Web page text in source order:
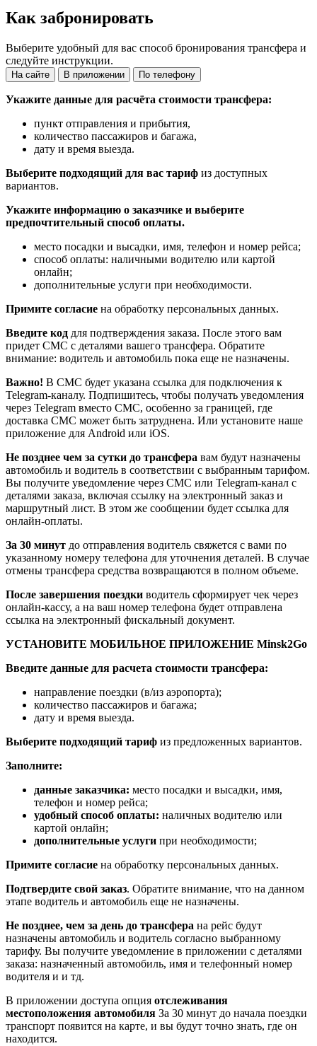
Как забронировать
Выберите удобный для вас способ бронирования трансфера и
следуйте инструкции.
На сайте В приложении По телефону
Укажите данные для расчёта стоимости трансфера:
пункт отправления и прибытия,
количество пассажиров и багажа,
дату и время выезда.
Выберите подходящий для вас тариф из доступных
вариантов.
Укажите информацию о заказчике и выберите
предпочтительный способ оплаты.
место посадки и высадки, имя, телефон и номер рейса;
способ оплаты: наличными водителю или картой
онлайн;
дополнительные услуги при необходимости.
Примите согласие на обработку персональных данных.
Введите код для подтверждения заказа. После этого вам
придет СМС с деталями вашего трансфера. Обратите
внимание: водитель и автомобиль пока еще не назначены.
Важно! В СМС будет указана ссылка для подключения к
Telegram-каналу. Подпишитесь, чтобы получать уведомления
через Telegram вместо СМС, особенно за границей, где
доставка СМС может быть затруднена. Или установите наше
приложение для Android или iOS.
Не позднее чем за сутки до трансфера вам будут назначены
автомобиль и водитель в соответствии с выбранным тарифом.
Вы получите уведомление через СМС или Telegram-канал с
деталями заказа, включая ссылку на электронный заказ и
маршрутный лист. В этом же сообщении будет ссылка для
онлайн-оплаты.
За 30 минут до отправления водитель свяжется с вами по
указанному номеру телефона для уточнения деталей. В случае
отмены трансфера средства возвращаются в полном объеме.
После завершения поездки водитель сформирует чек через
онлайн-кассу, а на ваш номер телефона будет отправлена
ссылка на электронный фискальный документ.
УСТАНОВИТЕ МОБИЛЬНОЕ ПРИЛОЖЕНИЕ Minsk2Go
Введите данные для расчета стоимости трансфера:
направление поездки (в/из аэропорта);
количество пассажиров и багажа;
дату и время выезда.
Выберите подходящий тариф из предложенных вариантов.
Заполните:
данные заказчика: место посадки и высадки, имя,
телефон и номер рейса;
удобный способ оплаты: наличных водителю или
картой онлайн;
дополнительные услуги при необходимости;
Примите согласие на обработку персональных данных.
Подтвердите свой заказ. Обратите внимание, что на данном
этапе водитель и автомобиль еще не назначены.
Не позднее, чем за день до трансфера на рейс будут
назначены автомобиль и водитель согласно выбранному
тарифу. Вы получите уведомление в приложении c деталями
заказа: назначенный автомобиль, имя и телефонный номер
водителя и и тд.
В приложении доступа опция отслеживания
местоположения автомобиля За 30 минут до начала поездки
транспорт появится на карте, и вы будут точно знать, где он
находится.